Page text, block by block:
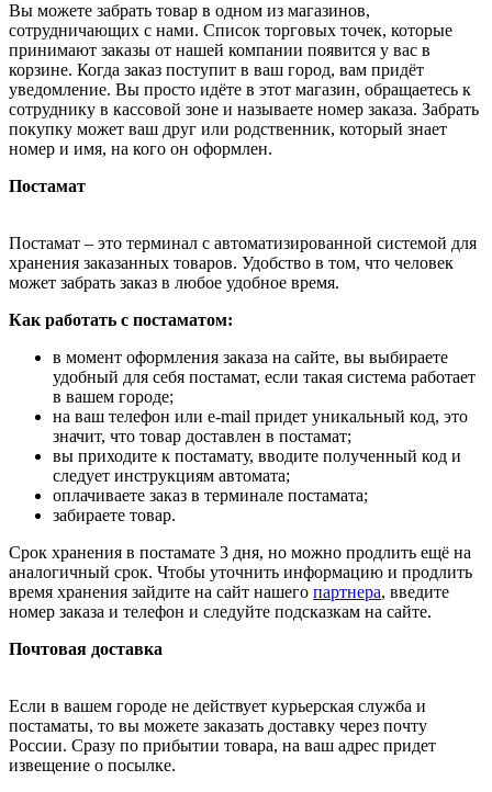
Вы можете забрать товар в одном из магазинов,
сотрудничающих с нами. Список торговых точек, которые
принимают заказы от нашей компании появится у вас в
корзине. Когда заказ поступит в ваш город, вам придёт
уведомление. Вы просто идёте в этот магазин, обращаетесь к
сотруднику в кассовой зоне и называете номер заказа. Забрать
покупку может ваш друг или родственник, который знает
номер и имя, на кого он оформлен.
Постамат
Постамат – это терминал с автоматизированной системой для
хранения заказанных товаров. Удобство в том, что человек
может забрать заказ в любое удобное время.
Как работать с постаматом:
в момент оформления заказа на сайте, вы выбираете
удобный для себя постамат, если такая система работает
в вашем городе;
на ваш телефон или e-mail придет уникальный код, это
значит, что товар доставлен в постамат;
вы приходите к постамату, вводите полученный код и
следует инструкциям автомата;
оплачиваете заказ в терминале постамата;
забираете товар.
Срок хранения в постамате 3 дня, но можно продлить ещё на
аналогичный срок. Чтобы уточнить информацию и продлить
время хранения зайдите на сайт нашего партнера, введите
номер заказа и телефон и следуйте подсказкам на сайте.
Почтовая доставка
Если в вашем городе не действует курьерская служба и
постаматы, то вы можете заказать доставку через почту
России. Сразу по прибытии товара, на ваш адрес придет
извещение о посылке.